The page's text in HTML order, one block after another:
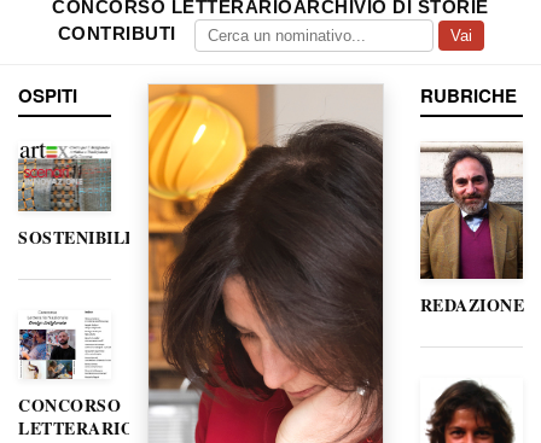
CONCORSO LETTERARIOARCHIVIO DI STORIE
CONTRIBUTI
Vai
OSPITI
SOSTENIBILITÀ
CONCORSO
LETTERARIO
RUBRICHE
REDAZIONE